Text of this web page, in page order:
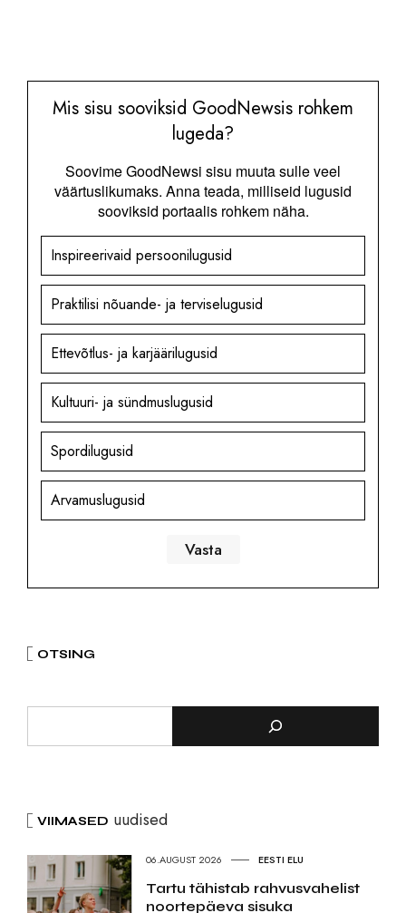
Mis sisu sooviksid GoodNewsis rohkem
lugeda?
Soovime GoodNewsi sisu muuta sulle veel
väärtuslikumaks. Anna teada, milliseid lugusid
sooviksid portaalis rohkem näha.
Inspireerivaid persoonilugusid
Praktilisi nõuande- ja terviselugusid
Ettevõtlus- ja karjäärilugusid
Kultuuri- ja sündmuslugusid
Spordilugusid
Arvamuslugusid
OTSING
VIIMASED uudised
06.AUGUST 2026 EESTI ELU
Tartu tähistab rahvusvahelist
noortepäeva sisuka